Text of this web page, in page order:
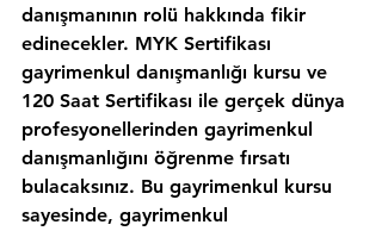
danışmanının rolü hakkında fikir
edinecekler. MYK Sertifikası
gayrimenkul danışmanlığı kursu ve
120 Saat Sertifikası ile gerçek dünya
profesyonellerinden gayrimenkul
danışmanlığını öğrenme fırsatı
bulacaksınız. Bu gayrimenkul kursu
sayesinde, gayrimenkul